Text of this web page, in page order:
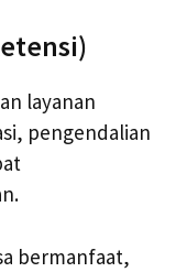
layanan
pengendalian
bermanfaat,